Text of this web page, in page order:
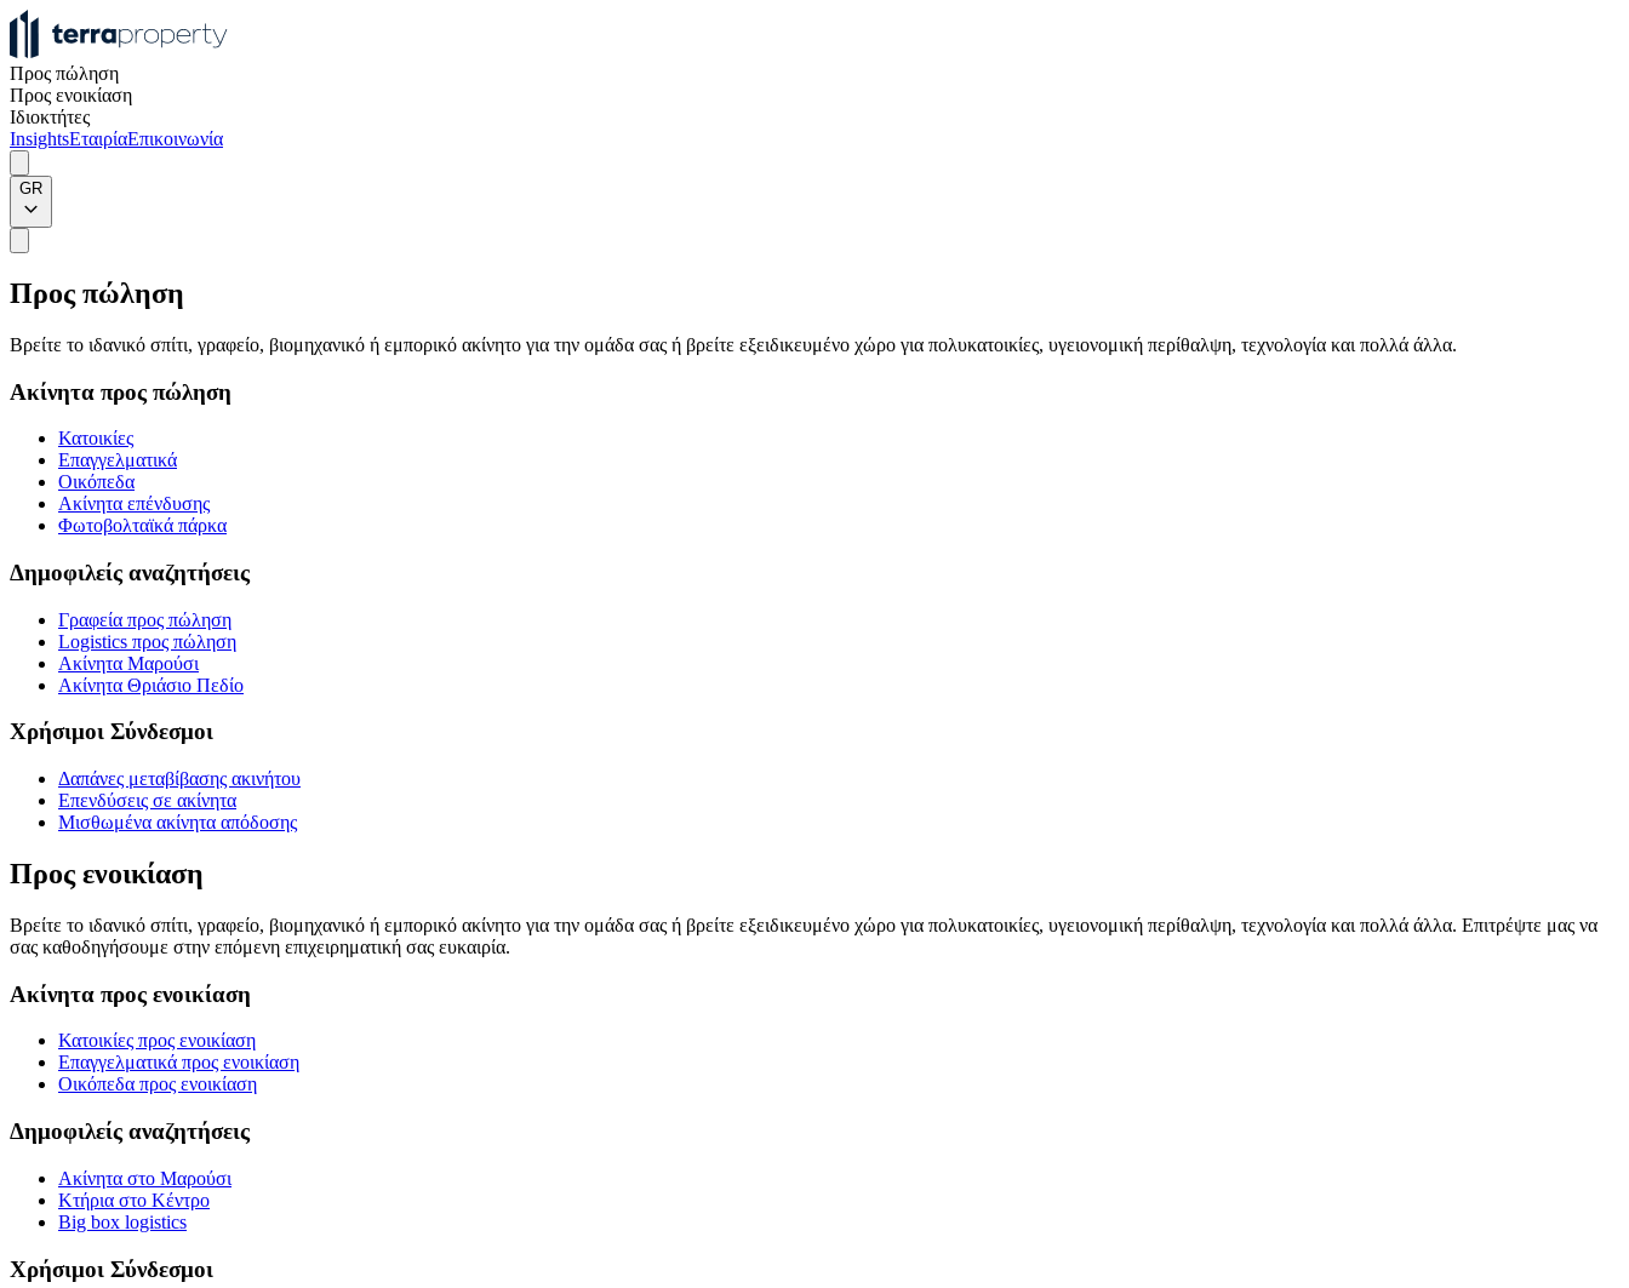
Προς πώληση
Προς ενοικίαση
Ιδιοκτήτες
InsightsΕταιρίαΕπικοινωνία
GR
Προς πώληση
Βρείτε το ιδανικό σπίτι, γραφείο, βιομηχανικό ή εμπορικό ακίνητο για την ομάδα σας ή βρείτε εξειδικευμένο χώρο για πολυκατοικίες, υγειονομική περίθαλψη, τεχνολογία και πολλά άλλα.
Ακίνητα προς πώληση
Κατοικίες
Επαγγελματικά
Οικόπεδα
Ακίνητα επένδυσης
Φωτοβολταϊκά πάρκα
Δημοφιλείς αναζητήσεις
Γραφεία προς πώληση
Logistics προς πώληση
Ακίνητα Μαρούσι
Ακίνητα Θριάσιο Πεδίο
Χρήσιμοι Σύνδεσμοι
Δαπάνες μεταβίβασης ακινήτου
Επενδύσεις σε ακίνητα
Μισθωμένα ακίνητα απόδοσης
Προς ενοικίαση
Βρείτε το ιδανικό σπίτι, γραφείο, βιομηχανικό ή εμπορικό ακίνητο για την ομάδα σας ή βρείτε εξειδικευμένο χώρο για πολυκατοικίες, υγειονομική περίθαλψη, τεχνολογία και πολλά άλλα. Επιτρέψτε μας να
σας καθοδηγήσουμε στην επόμενη επιχειρηματική σας ευκαιρία.
Ακίνητα προς ενοικίαση
Κατοικίες προς ενοικίαση
Επαγγελματικά προς ενοικίαση
Οικόπεδα προς ενοικίαση
Δημοφιλείς αναζητήσεις
Ακίνητα στο Μαρούσι
Κτήρια στο Κέντρο
Big box logistics
Χρήσιμοι Σύνδεσμοι